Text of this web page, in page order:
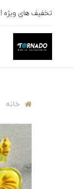
تخفیف های ویژه !
خانه